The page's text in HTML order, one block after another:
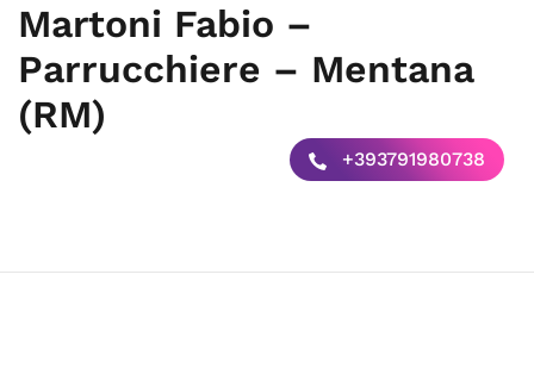
Martoni Fabio –
Parrucchiere – Mentana
(RM)
+393791980738